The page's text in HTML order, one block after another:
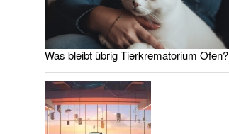
Was bleibt übrig Tierkrematorium Ofen?